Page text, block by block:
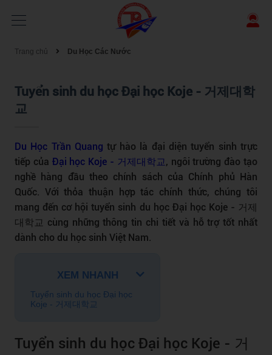
Trang chủ Du Học Các Nước
Tuyển sinh du học Đại học Koje - 거제대학
교
Du Học Trần Quang tự hào là đại diện tuyển sinh trực
tiếp của Đại học Koje - 거제대학교 , ngôi trường đào tạo
nghề hàng đầu theo chính sách của Chính phủ Hàn
Quốc. Với thỏa thuận hợp tác chính thức, chúng tôi
mang đến cơ hộituyển sinh du học Đại học Koje - 거제
대학교 cùng những thông tin chi tiết và hỗ trợ tốt nhất
dành cho du học sinh Việt Nam.
XEM NHANH
Tuyển sinh du học Đại học
Koje - 거제대학교
Tuyển sinh du học Đại học Koje - 거